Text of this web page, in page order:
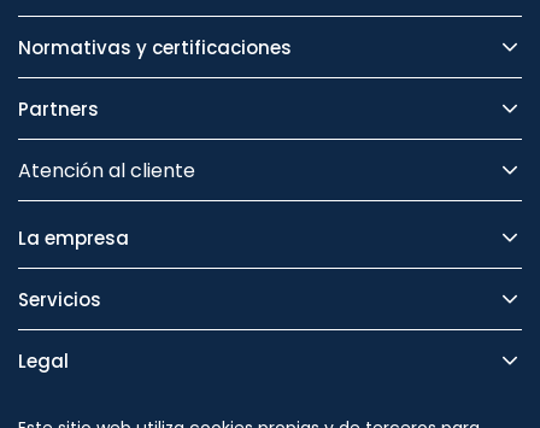
Normativas y certificaciones
Partners
Atención al cliente
La empresa
Servicios
Legal
Seguridad